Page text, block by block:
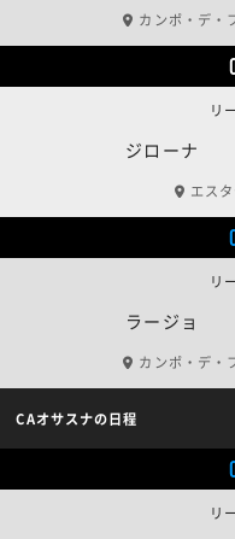
カンポ・デ・
ジローナ
リ
エス
ラージョ
リ
カンポ・デ・
CAオサスナの日程
リ